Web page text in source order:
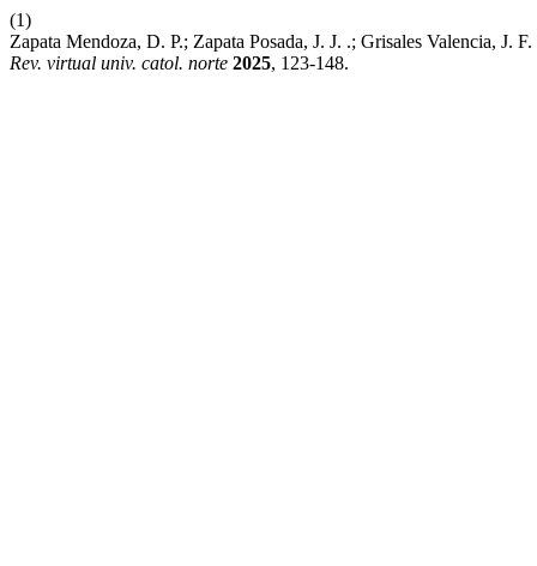
(1)
Zapata Mendoza, D. P.; Zapata Posada, J. J. .; Grisales Valencia, J.
Rev. virtual univ. catol. norte 2025, 123-148.